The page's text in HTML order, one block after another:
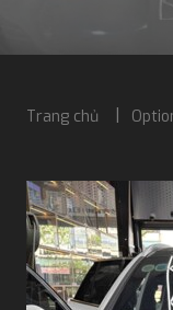
Trang chủ